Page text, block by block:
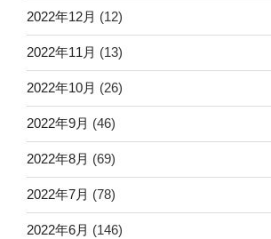
2022年12月 (12)
2022年11月 (13)
2022年10月 (26)
2022年9月 (46)
2022年8月 (69)
2022年7月 (78)
2022年6月 (146)